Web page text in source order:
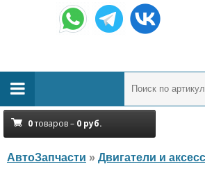
0товаров – 0 руб.
АвтоЗапчасти » Двигатели и